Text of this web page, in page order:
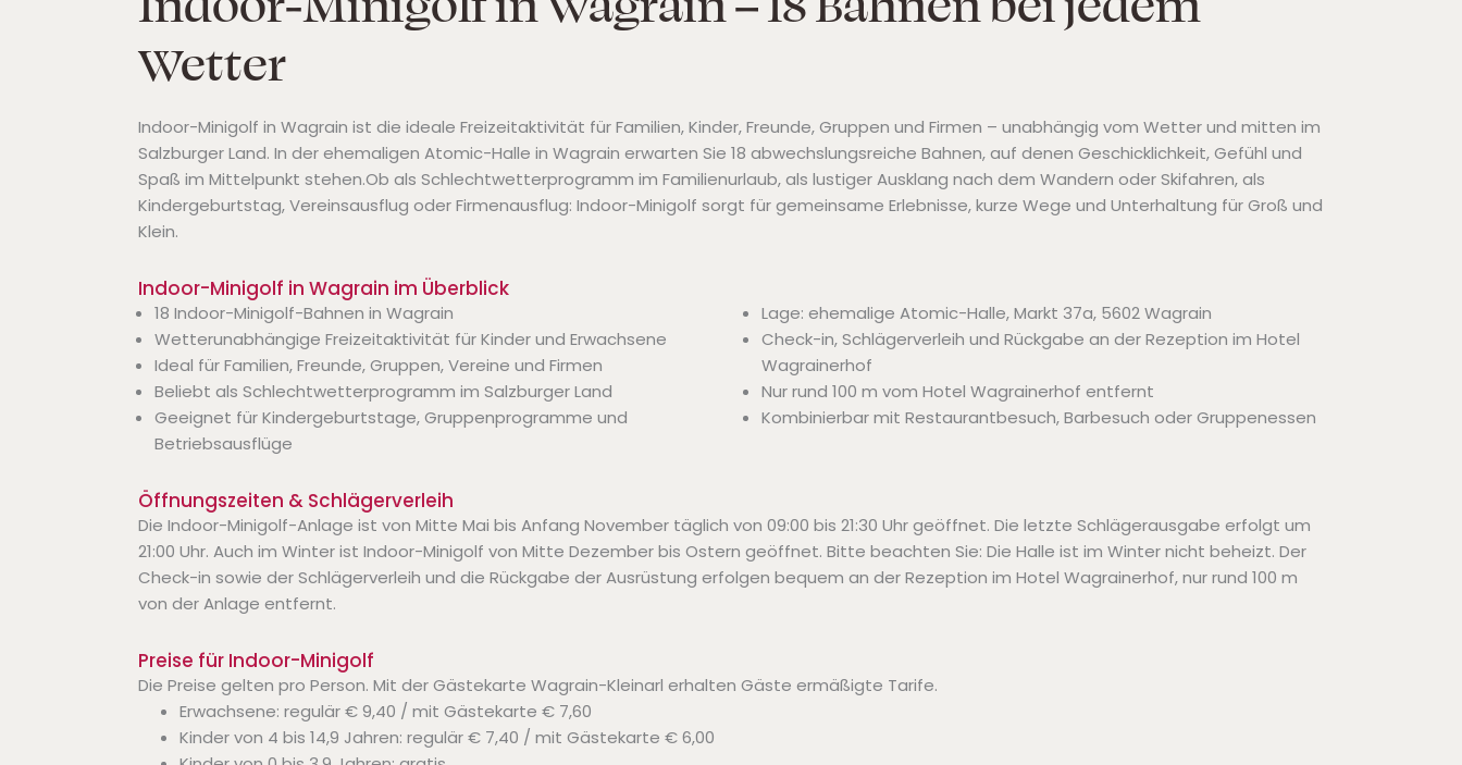
Wetter
Indoor-Minigolf in Wagrain ist die ideale Freizeitaktivität für Familien, Kinder, Freunde, Gruppen und Firmen – unabhängig vom Wetter und mitten im
Salzburger Land. In der ehemaligen Atomic-Halle in Wagrain erwarten Sie 18 abwechslungsreiche Bahnen, auf denen Geschicklichkeit, Gefühl und
Spaß im Mittelpunkt stehen.Ob als Schlechtwetterprogramm im Familienurlaub, als lustiger Ausklang nach dem Wandern oder Skifahren, als
Kindergeburtstag, Vereinsausflug oder Firmenausflug: Indoor-Minigolf sorgt für gemeinsame Erlebnisse, kurze Wege und Unterhaltung für Groß und
Klein.
Indoor-Minigolf in Wagrain im Überblick
18 Indoor-Minigolf-Bahnen in Wagrain
Wetterunabhängige Freizeitaktivität für Kinder und Erwachsene
Ideal für Familien, Freunde, Gruppen, Vereine und Firmen
Beliebt als Schlechtwetterprogramm im Salzburger Land
Geeignet für Kindergeburtstage, Gruppenprogramme und
Betriebsausflüge
Lage: ehemalige Atomic-Halle, Markt 37a, 5602 Wagrain
Check-in, Schlägerverleih und Rückgabe an der Rezeption im Hotel
Wagrainerhof
Nur rund 100 m vom Hotel Wagrainerhof entfernt
Kombinierbar mit Restaurantbesuch, Barbesuch oder Gruppenessen
Öffnungszeiten & Schlägerverleih
Die Indoor-Minigolf-Anlage ist von Mitte Mai bis Anfang November täglich von 09:00 bis 21:30 Uhr geöffnet. Die letzte Schlägerausgabe erfolgt um
21:00 Uhr. Auch im Winter ist Indoor-Minigolf von Mitte Dezember bis Ostern geöffnet. Bitte beachten Sie: Die Halle ist im Winter nicht beheizt. Der
Check-in sowie der Schlägerverleih und die Rückgabe der Ausrüstung erfolgen bequem an der Rezeption im Hotel Wagrainerhof, nur rund 100 m
von der Anlage entfernt.
Preise für Indoor-Minigolf
Die Preise gelten pro Person. Mit der Gästekarte Wagrain-Kleinarl erhalten Gäste ermäßigte Tarife.
Erwachsene: regulär € 9,40 / mit Gästekarte € 7,60
Kinder von 4 bis 14,9 Jahren: regulär € 7,40 / mit Gästekarte € 6,00